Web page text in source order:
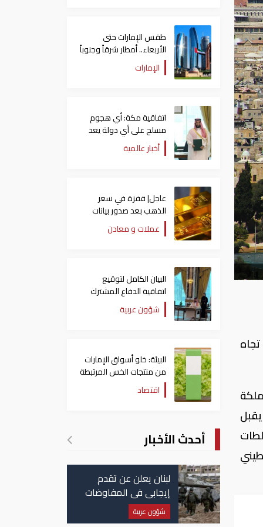
طقس الإمارات حتى
الأربعاء.. أمطار شرقاً وجنوباً
وانخفاض تدريجي للحرارة
الإمارات
اتفاقية مكة: أي هجوم
مسلح على أي دولة يعد
هجوما على الدول الثلاث
جميعا
أخبار عالمية
عاجل| قفزة في سعر
الذهب بعد صدور بيانات
الوظائف الأمريكية
عملات و معادن
البيان الكامل لتوقيع
اتفاقية الدفاع المشترك
بين السعودية وتركيا
وباكستان
شؤون عربية
البيئة: خلو أسواق الإمارات
من منتجات الخس المرتبطة
بتفشي داء السيكلوسبورا
اقتصاد
أحدث الأخبار
لبنان يعلن عن تقدم
إيجابي في المفاوضات
مع إسرائيل.. وأمريكا
تضغط لوقف النار في
شؤون عربية